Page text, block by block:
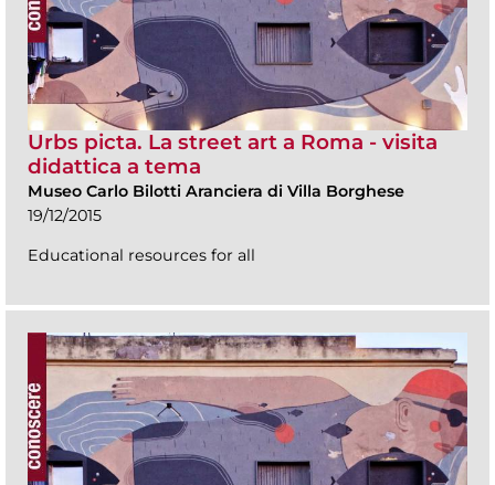
Urbs picta. La street art a Roma - visita
didattica a tema
Museo Carlo Bilotti Aranciera di Villa Borghese
19/12/2015
Educational resources for all